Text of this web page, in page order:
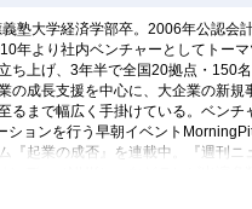
塾大学経済学部卒。2006年公認会
年より社内ベンチャーとしてトー
ち上げ、3年半で全国20拠点・150
の成長支援を中心に、大企業の新規
るまで幅広く手掛けている。ベンチ
ションを行う早朝イベント
『起業の成否』を連載中。『週刊ニ